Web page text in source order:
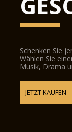
Schenken Sie
Wählen Sie
Musik, Drama
JETZT KAUFEN